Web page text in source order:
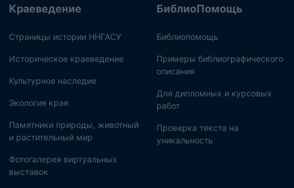
Краеведение
Страницы истории ННГАСУ
Историческое краеведение
Культурное наследие
Экология края
Памятники природы, животный
и растительный мир
Фотогалерея виртуальных
выставок
БиблиоПомощь
Библиопомощь
Примеры библиографического
описания
Для дипломных и курсовых
работ
Проверка текста на
уникальность